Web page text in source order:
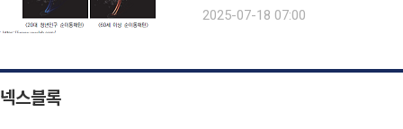
한 맞춤형 지방소멸대응 전략 연구
2025-07-18 07:00
넥스블록